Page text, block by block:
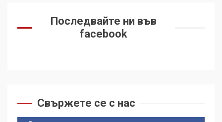
Последвайте ни във
facebook
Свържете се с нас